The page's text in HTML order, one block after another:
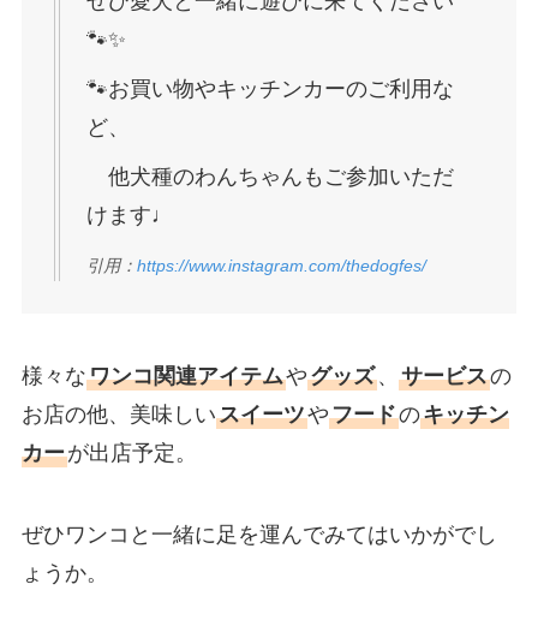
🐾✨
🐾お買い物やキッチンカーのご利用な
ど、
他犬種のわんちゃんもご参加いただ
けます♩
引用： https://www.instagram.com/thedogfes/
様々なワンコ関連アイテムやグッズ、 サービスの
お店の他、美味しいスイーツやフードのキッチン
カーが出店予定。
ぜひワンコと一緒に足を運んでみてはいかがでし
ょうか。